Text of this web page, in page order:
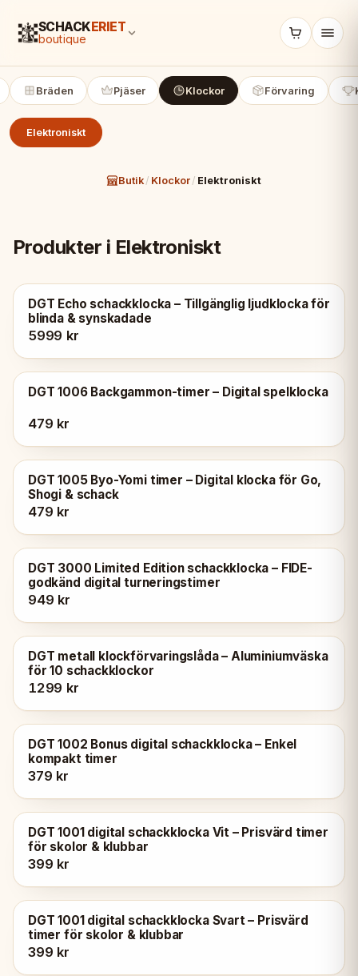
SCHACKERIET
boutique
Bräden Pjäser Klockor Förvaring
Elektroniskt
Butik / Klockor / Elektroniskt
Produkter i Elektroniskt
DGT Echo schackklocka – Tillgänglig ljudklocka för
blinda & synskadade
5999 kr
DGT 1006 Backgammon-timer – Digital spelklocka
479 kr
DGT 1005 Byo-Yomi timer – Digital klocka för Go,
Shogi & schack
479 kr
DGT 3000 Limited Edition schackklocka – FIDE-
godkänd digital turneringstimer
949 kr
DGT metall klockförvaringslåda – Aluminiumväska
för 10 schackklockor
1299 kr
DGT 1002 Bonus digital schackklocka – Enkel
kompakt timer
379 kr
DGT 1001 digital schackklocka Vit – Prisvärd timer
för skolor & klubbar
399 kr
DGT 1001 digital schackklocka Svart – Prisvärd
timer för skolor & klubbar
399 kr